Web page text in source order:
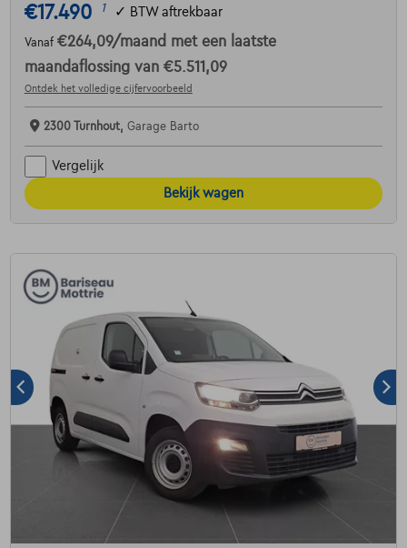
€17.490 1 ✓ BTW aftrekbaar
Vanaf €264,09/maand met een laatste
maandaflossing van €5.511,09
Ontdek het volledige cijfervoorbeeld
2300 Turnhout, Garage Barto
Vergelijk
Bekijk wagen